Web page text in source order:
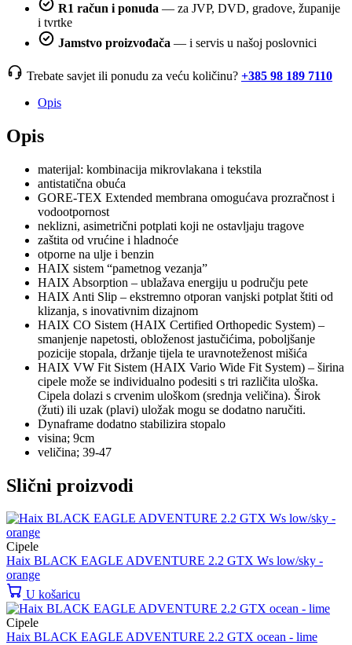
količina
R1 račun i ponuda — za JVP, DVD, gradove, županije
i tvrtke
Jamstvo proizvođača — i servis u našoj poslovnici
Trebate savjet ili ponudu za veću količinu? +385 98 189 7110
Opis
Opis
materijal: kombinacija mikrovlakana i tekstila
antistatična obuća
GORE-TEX Extended membrana omogućava prozračnost i
vodootpornost
neklizni, asimetrični potplati koji ne ostavljaju tragove
zaštita od vrućine i hladnoće
otporne na ulje i benzin
HAIX sistem “pametnog vezanja”
HAIX Absorption – ublažava energiju u području pete
HAIX Anti Slip – ekstremno otporan vanjski potplat štiti od
klizanja, s inovativnim dizajnom
HAIX CO Sistem (HAIX Certified Orthopedic System) –
smanjenje napetosti, obloženost jastučićima, poboljšanje
pozicije stopala, držanje tijela te uravnoteženost mišića
HAIX VW Fit Sistem (HAIX Vario Wide Fit System) – širina
cipele može se individualno podesiti s tri različita uloška.
Cipela dolazi s crvenim uloškom (srednja veličina). Širok
(žuti) ili uzak (plavi) uložak mogu se dodatno naručiti.
Dynaframe dodatno stabilizira stopalo
visina; 9cm
veličina; 39-47
Slični proizvodi
Cipele
Haix BLACK EAGLE ADVENTURE 2.2 GTX Ws low/sky -
orange
U košaricu
Cipele
Haix BLACK EAGLE ADVENTURE 2.2 GTX ocean - lime